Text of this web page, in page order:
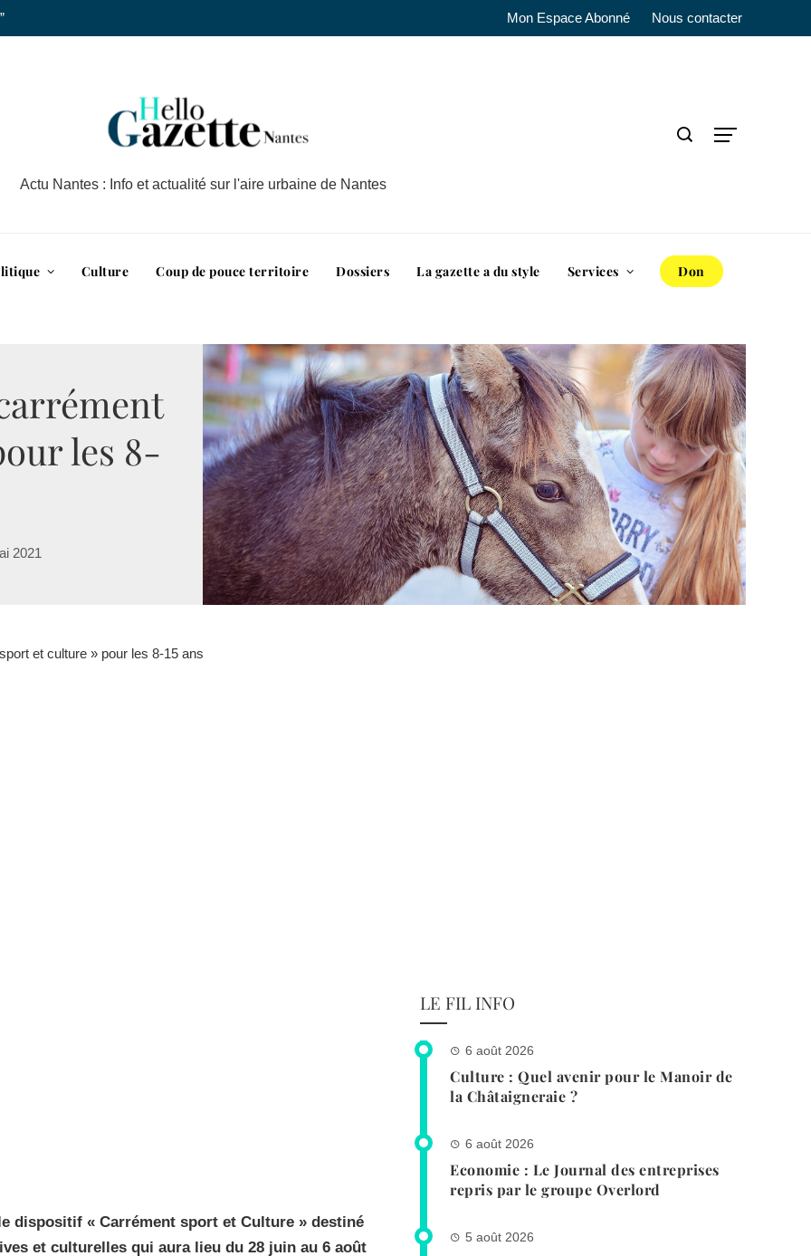
Mon Espace Abonné Nous contacter
Actu Nantes : Info et actualité sur l'aire urbaine de Nantes
Culture Coup de pouce territoire Dossiers La gazette a du style Services Don
les 8-
2021
et culture » pour les 8-15 ans
dispositif « Carrément sport et Culture » destiné
et culturelles qui aura lieu du 28 juin au 6 août
LE FIL INFO
6 août 2026
Culture : Quel avenir pour le Manoir de
la Châtaigneraie ?
6 août 2026
Economie : Le Journal des entreprises
repris par le groupe Overlord
5 août 2026